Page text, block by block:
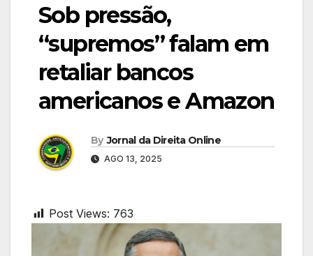
Sob pressão,
“supremos” falam em
retaliar bancos
americanos e Amazon
By Jornal da Direita Online
AGO 13, 2025
Post Views: 763